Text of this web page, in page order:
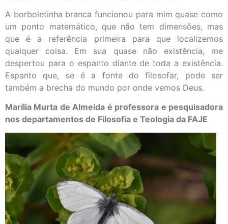
A borboletinha branca funcionou para mim quase como
um ponto matemático, que não tem dimensões, mas
que é a referência primeira para que localizemos
qualquer coisa. Em sua quase não existência, me
despertou para o espanto diante de toda a existência.
Espanto que, se é a fonte do filosofar, pode ser
também a brecha do mundo por onde vemos Deus.
Marília Murta de Almeida é professora e pesquisadora
nos departamentos de Filosofia e Teologia da FAJE